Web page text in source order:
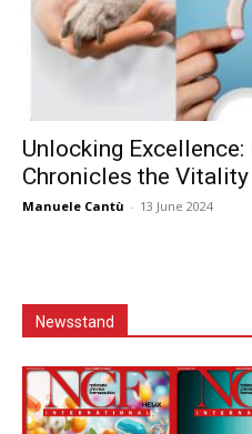
Unlocking Excellence:
Chronicles the
Manuele Cantù - 13 June 2024
Newsstand